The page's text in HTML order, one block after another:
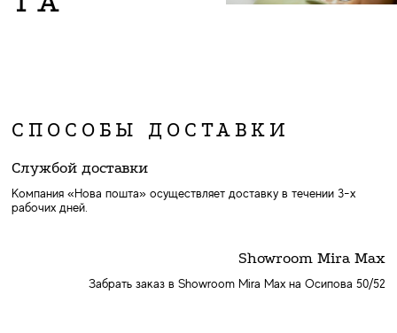
СПОСОБЫ ДОСТАВКИ
Службой доставки
Компания «Нова пошта» осуществляет доставку в течении 3-х
рабочих дней.
Showroom Mira Max
Забрать заказ в Showroom Mira Max на Осипова 50/52